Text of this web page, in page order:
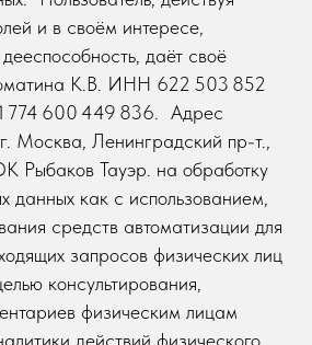
и в своём интересе,
даёт своё
К.В. ИНН 622 503 852
600 449 836. Адрес
Москва, Ленинградский пр-т.,
Рыбаков Тауэр. на обработку
данных как с использованием,
средств автоматизации для
запросов физических лиц
консультирования,
физическим лицам
действий физического